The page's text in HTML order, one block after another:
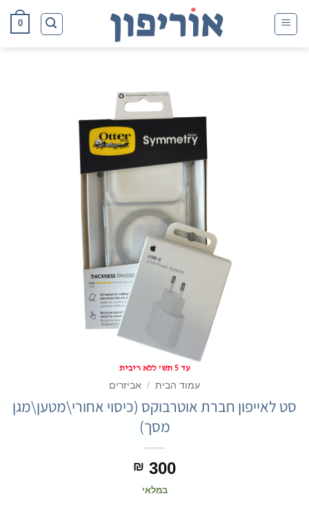
0
עד 5 תש' ללא ריבית
עמוד הבית / אביזרים
סט לאייפון חברת אוטרבוקס (כיסוי אחורי\מטען\מגן
מסך)
₪ 300
במלאי